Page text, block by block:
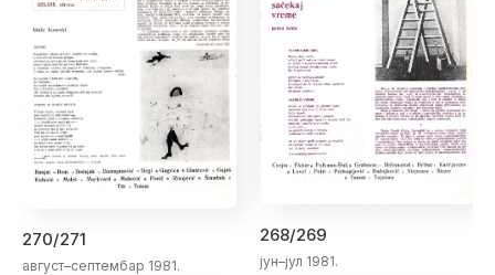
270/271
август–септембар 1981.
268/269
јун–јул 1981.